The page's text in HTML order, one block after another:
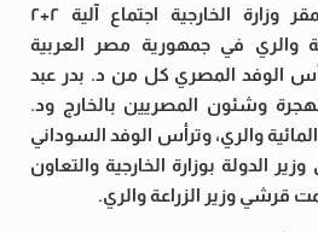
عُقدت اليوم الأربعاء، بمقر وزارة الخارجية اجتماع آلية ٢+٢
والري في جمهورية مصر العربية
الوفد المصري كل من د. بدر عبد
وشئون المصريين بالخارج ود.
والري، وترأس الوفد السوداني
الدولة بوزارة الخارجية والتعاون
قرشي وزير الزراعة والري.